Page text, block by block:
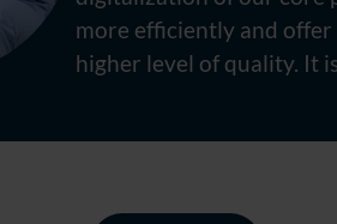
more efficiently and
higher level of quality. It